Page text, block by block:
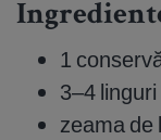
1
3–4
zeama